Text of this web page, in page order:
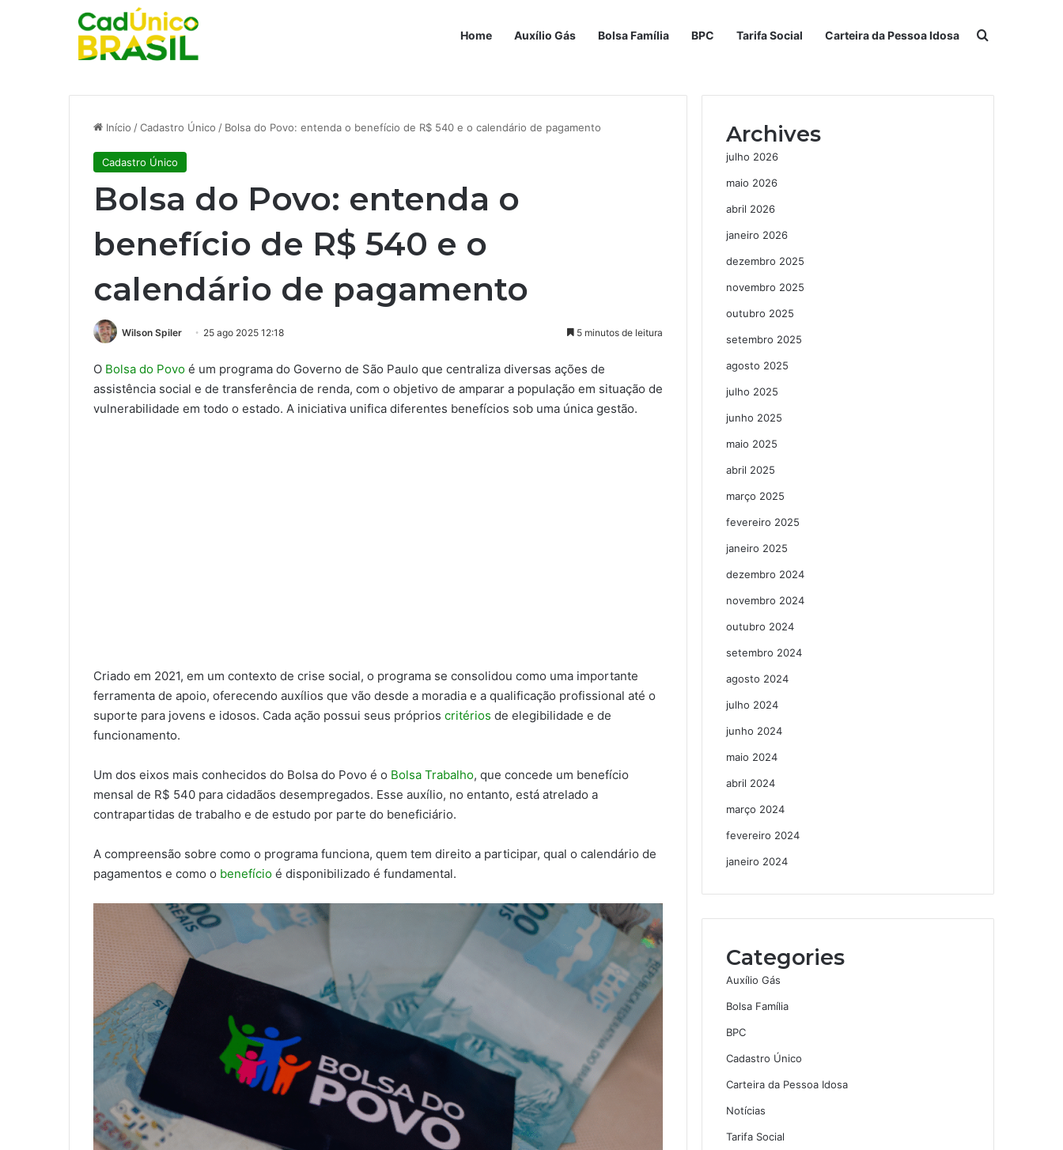
Home Auxílio Gás Bolsa Família BPC Tarifa Social Carteira da Pessoa Idosa Procurar por
Início /Cadastro Único / Bolsa do Povo: entenda o benefício de R$ 540 e o calendário de pagamento
Cadastro Único
Bolsa do Povo: entenda o
benefício de R$ 540 e o
calendário de pagamento
Wilson Spiler 25 ago 2025 12:18 5 minutos de leitura
O Bolsa do Povo é um programa do Governo de São Paulo que centraliza diversas ações de
assistência social e de transferência de renda, com o objetivo de amparar a população em situação de
vulnerabilidade em todo o estado. A iniciativa unifica diferentes benefícios sob uma única gestão.
Criado em 2021, em um contexto de crise social, o programa se consolidou como uma importante
ferramenta de apoio, oferecendo auxílios que vão desde a moradia e a qualificação profissional até o
suporte para jovens e idosos. Cada ação possui seus próprios critérios de elegibilidade e de
funcionamento.
Um dos eixos mais conhecidos do Bolsa do Povo é o Bolsa Trabalho, que concede um benefício
mensal de R$ 540 para cidadãos desempregados. Esse auxílio, no entanto, está atrelado a
contrapartidas de trabalho e de estudo por parte do beneficiário.
A compreensão sobre como o programa funciona, quem tem direito a participar, qual o calendário de
pagamentos e como o benefício é disponibilizado é fundamental.
Archives
julho 2026
maio 2026
abril 2026
janeiro 2026
dezembro 2025
novembro 2025
outubro 2025
setembro 2025
agosto 2025
julho 2025
junho 2025
maio 2025
abril 2025
março 2025
fevereiro 2025
janeiro 2025
dezembro 2024
novembro 2024
outubro 2024
setembro 2024
agosto 2024
julho 2024
junho 2024
maio 2024
abril 2024
março 2024
fevereiro 2024
janeiro 2024
Categories
Auxílio Gás
Bolsa Família
BPC
Cadastro Único
Carteira da Pessoa Idosa
Notícias
Tarifa Social